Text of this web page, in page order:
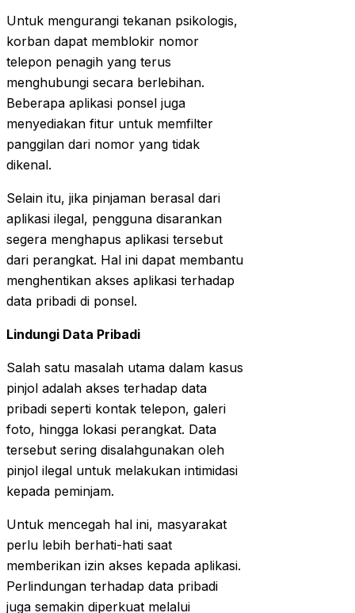
Untuk mengurangi tekanan psikologis,
korban dapat memblokir nomor
telepon penagih yang terus
menghubungi secara berlebihan.
Beberapa aplikasi ponsel juga
menyediakan fitur untuk memfilter
panggilan dari nomor yang tidak
dikenal.
Selain itu, jika pinjaman berasal dari
aplikasi ilegal, pengguna disarankan
segera menghapus aplikasi tersebut
dari perangkat. Hal ini dapat membantu
menghentikan akses aplikasi terhadap
data pribadi di ponsel.
Lindungi Data Pribadi
Salah satu masalah utama dalam kasus
pinjol adalah akses terhadap data
pribadi seperti kontak telepon, galeri
foto, hingga lokasi perangkat. Data
tersebut sering disalahgunakan oleh
pinjol ilegal untuk melakukan intimidasi
kepada peminjam.
Untuk mencegah hal ini, masyarakat
perlu lebih berhati-hati saat
memberikan izin akses kepada aplikasi.
Perlindungan terhadap data pribadi
juga semakin diperkuat melalui